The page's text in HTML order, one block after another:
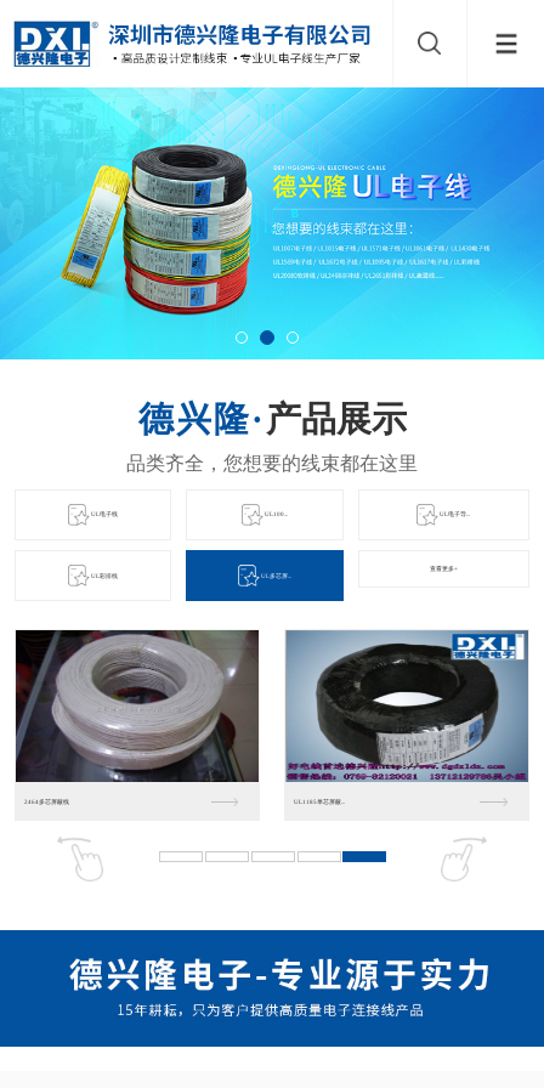
产品展示
UL电子线 UL100... UL电子导...
UL彩排线 UL多芯屏...
查看更多+
2464多芯屏蔽线 UL1185单芯屏蔽...